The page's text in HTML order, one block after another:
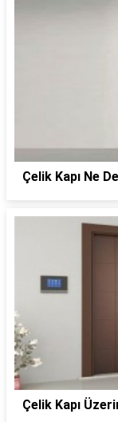
Çelik Kapı Ne
Çelik Kapı